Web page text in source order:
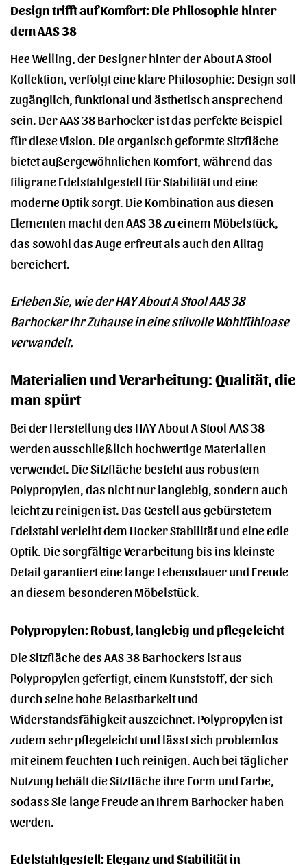
Design trifft auf Komfort: Die Philosophie hinter
dem AAS 38
Hee Welling, der Designer hinter der About A Stool
Kollektion, verfolgt eine klare Philosophie: Design soll
zugänglich, funktional und ästhetisch ansprechend
sein. Der AAS 38 Barhocker ist das perfekte Beispiel
für diese Vision. Die organisch geformte Sitzfläche
bietet außergewöhnlichen Komfort, während das
filigrane Edelstahlgestell für Stabilität und eine
moderne Optik sorgt. Die Kombination aus diesen
Elementen macht den AAS 38 zu einem Möbelstück,
das sowohl das Auge erfreut als auch den Alltag
bereichert.
Erleben Sie, wie der HAY About A Stool AAS 38
Barhocker Ihr Zuhause in eine stilvolle Wohlfühloase
verwandelt.
Materialien und Verarbeitung: Qualität, die
man spürt
Bei der Herstellung des HAY About A Stool AAS 38
werden ausschließlich hochwertige Materialien
verwendet. Die Sitzfläche besteht aus robustem
Polypropylen, das nicht nur langlebig, sondern auch
leicht zu reinigen ist. Das Gestell aus gebürstetem
Edelstahl verleiht dem Hocker Stabilität und eine edle
Optik. Die sorgfältige Verarbeitung bis ins kleinste
Detail garantiert eine lange Lebensdauer und Freude
an diesem besonderen Möbelstück.
Polypropylen: Robust, langlebig und pflegeleicht
Die Sitzfläche des AAS 38 Barhockers ist aus
Polypropylen gefertigt, einem Kunststoff, der sich
durch seine hohe Belastbarkeit und
Widerstandsfähigkeit auszeichnet. Polypropylen ist
zudem sehr pflegeleicht und lässt sich problemlos
mit einem feuchten Tuch reinigen. Auch bei täglicher
Nutzung behält die Sitzfläche ihre Form und Farbe,
sodass Sie lange Freude an Ihrem Barhocker haben
werden.
Edelstahlgestell: Eleganz und Stabilität in